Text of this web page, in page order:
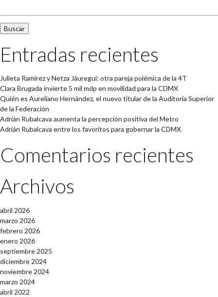
Entradas recientes
Julieta Ramírez y Netza Jáuregui: otra pareja polémica de la 4T
Clara Brugada invierte 5 mil mdp en movilidad para la CDMX
Quién es Aureliano Hernández, el nuevo titular de la Auditoría Superior
de la Federación
Adrián Rubalcava aumenta la percepción positiva del Metro
Adrián Rubalcava entre los favoritos para gobernar la CDMX
Comentarios recientes
Archivos
abril 2026
marzo 2026
febrero 2026
enero 2026
septiembre 2025
diciembre 2024
noviembre 2024
marzo 2024
abril 2022